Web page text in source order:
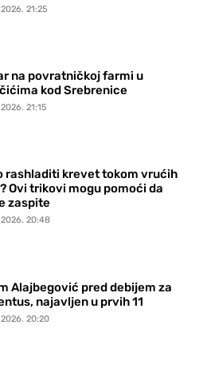
21:25
na povratničkoj farmi u
kod Srebrenice
21:15
rashladiti krevet tokom vrućih
Ovi trikovi mogu pomoći da
zaspite
20:48
Alajbegović pred debijem za
najavljen u prvih 11
20:20